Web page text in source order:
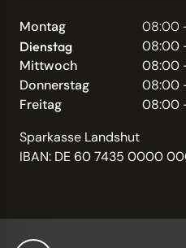
Montag 08:00
Dienstag
08:00
Mittwoch
08:00
Donnerstag
08:00
Freitag
08:00
Sparkasse Landshut
IBAN: DE 60 7435 0000